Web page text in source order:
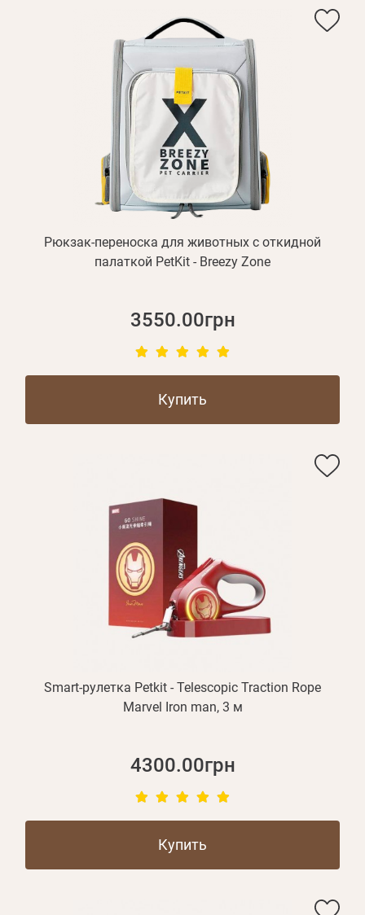
Рюкзак-переноска для животных с откидной
палаткой PetKit - Breezy Zone
3550.00грн
Купить
Smart-рулетка Petkit - Telescopic Traction Rope
Marvel Iron man, 3 м
4300.00грн
Купить